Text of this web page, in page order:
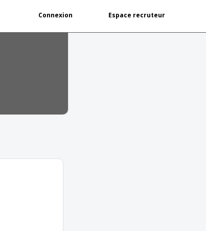
Connexion Espace recruteur